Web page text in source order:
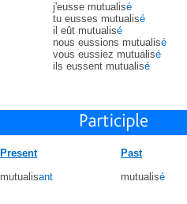
j'eusse mutualisé
tu eusses mutualisé
il eût mutualisé
nous eussions mutualisé
vous eussiez mutualisé
ils eussent mutualisé
Present
mutualisant
Past
mutualisé